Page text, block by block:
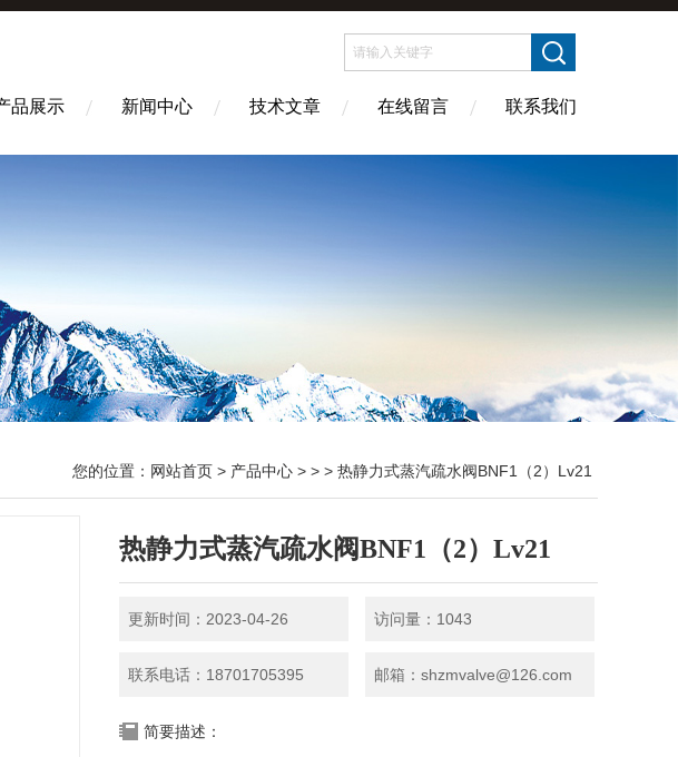
品展示 新闻中心 技术文章 在线留言 联系我们
您的位置： 网站首页 > 产品中心 > > > 热静力式蒸汽疏水阀BNF1（2）Lv21
热静力式蒸汽疏水阀BNF1（2）Lv21
更新时间：2023-04-26 访问量：1043
联系电话：18701705395 邮箱：shzmvalve@126.com
简要描述：